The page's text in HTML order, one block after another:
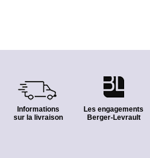
Informations
sur la livraison
Les engagements
Berger-Levrault